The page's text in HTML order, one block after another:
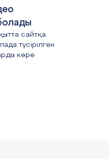
сайтқа
түсірілген
көре